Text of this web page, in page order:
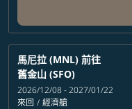
馬尼拉 (MNL) 前往
舊金山 (SFO)
2026/12/08 - 2027/01/22
來回 / 經濟艙